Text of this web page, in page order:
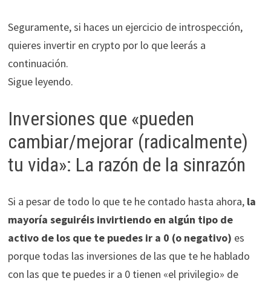
Seguramente, si haces un ejercicio de introspección,
quieres invertir en crypto por lo que leerás a
continuación.
Sigue leyendo.
Inversiones que «pueden
cambiar/mejorar (radicalmente)
tu vida»: La razón de la sinrazón
Si a pesar de todo lo que te he contado hasta ahora, la
mayoría seguiréis invirtiendo en algún tipo de
activo de los que te puedes ir a 0 (o negativo) es
porque todas las inversiones de las que te he hablado
con las que te puedes ir a 0 tienen «el privilegio» de